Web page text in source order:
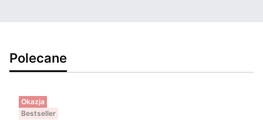
Polecane
Okazja
Bestseller